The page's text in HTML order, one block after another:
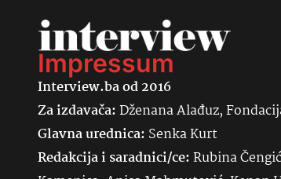
Impressum
Interview.ba od 2016
Za izdavača:Dženana Alađuz,
Glavna urednica: SenkaKurt
Redakcija i saradnici/ce:Rubina